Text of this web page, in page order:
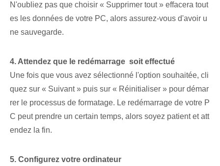
N'oubliez pas que choisir « Supprimer tout » effacera tout
es les données de votre PC, alors assurez-vous d'avoir u
ne sauvegarde.
4. ⁤Attendez que le redémarrage ⁢ soit effectué⁢
Une fois que vous avez sélectionné l'option souhaitée, cli
quez sur « Suivant » puis sur « Réinitialiser » pour démar
rer le processus de formatage. Le redémarrage de votre P
C peut prendre un certain temps, alors soyez patient et att
endez la fin.
5. Configurez votre ordinateur